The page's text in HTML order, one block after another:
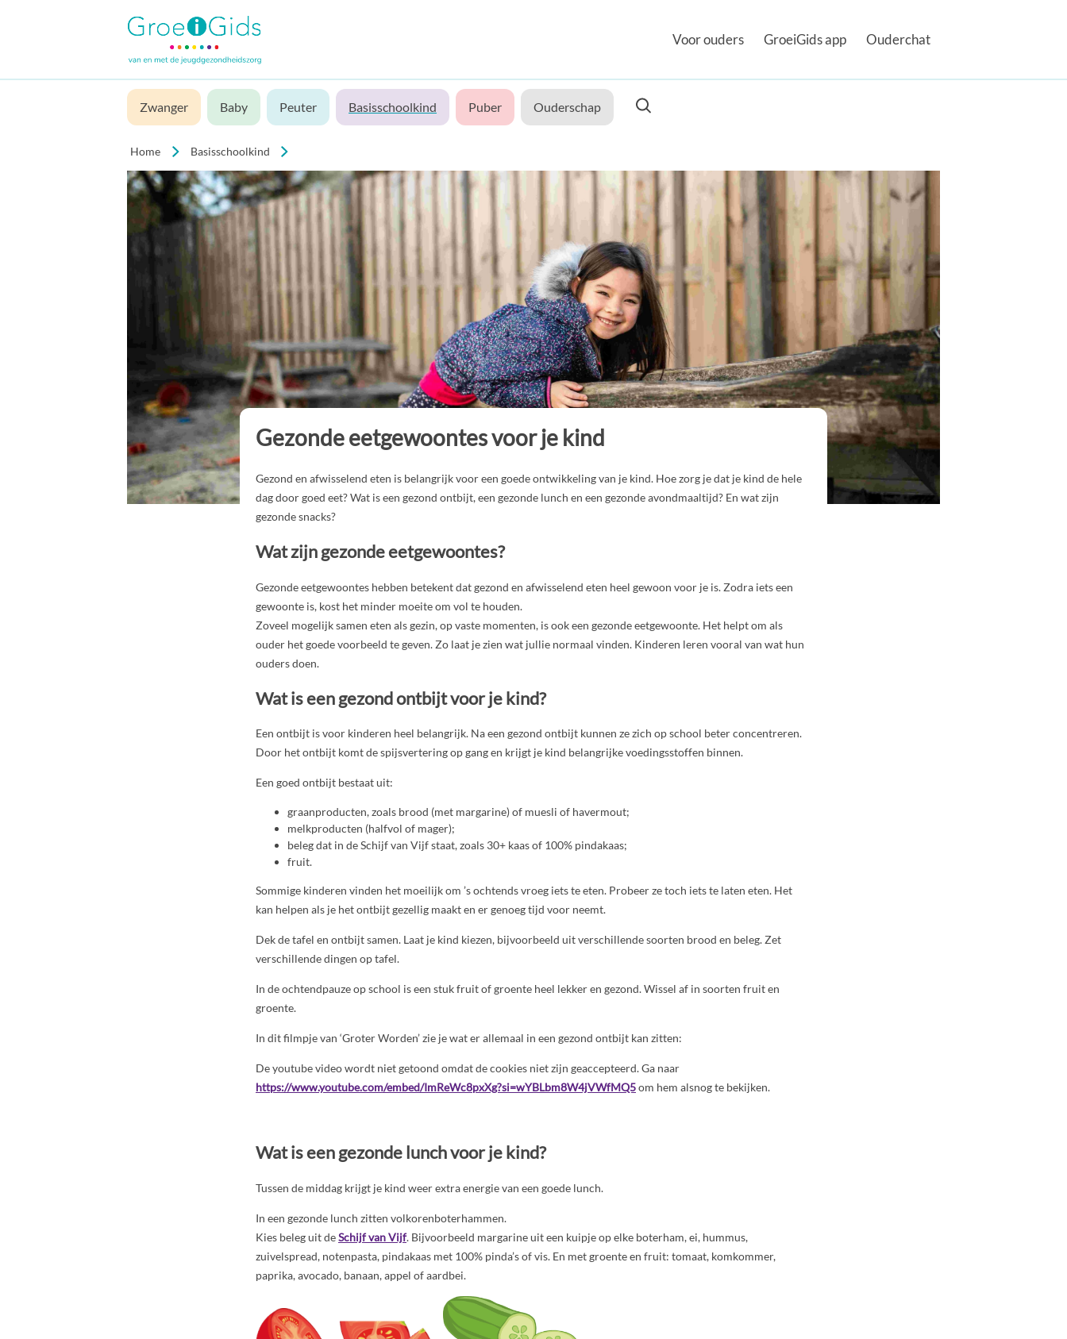
Voor ouders GroeiGids app Ouderchat
Zwanger Baby Peuter Basisschoolkind Puber Ouderschap
Home Basisschoolkind
Gezonde eetgewoontes voor je kind
Gezond en afwisselend eten is belangrijk voor een goede ontwikkeling van je kind. Hoe zorg je dat je kind de hele
dag door goed eet? Wat is een gezond ontbijt, een gezonde lunch en een gezonde avondmaaltijd? En wat zijn
gezonde snacks?
Wat zijn gezonde eetgewoontes?
Gezonde eetgewoontes hebben betekent dat gezond en afwisselend eten heel gewoon voor je is. Zodra iets een
gewoonte is, kost het minder moeite om vol te houden.
Zoveel mogelijk samen eten als gezin, op vaste momenten, is ook een gezonde eetgewoonte. Het helpt om als
ouder het goede voorbeeld te geven. Zo laat je zien wat jullie normaal vinden. Kinderen leren vooral van wat hun
ouders doen.
Wat is een gezond ontbijt voor je kind?
Een ontbijt is voor kinderen heel belangrijk. Na een gezond ontbijt kunnen ze zich op school beter concentreren.
Door het ontbijt komt de spijsvertering op gang en krijgt je kind belangrijke voedingsstoffen binnen.
Een goed ontbijt bestaat uit:
graanproducten, zoals brood (met margarine) of muesli of havermout;
melkproducten (halfvol of mager);
beleg dat in de Schijf van Vijf staat, zoals 30+ kaas of 100% pindakaas;
fruit.
Sommige kinderen vinden het moeilijk om ’s ochtends vroeg iets te eten. Probeer ze toch iets te laten eten. Het
kan helpen als je het ontbijt gezellig maakt en er genoeg tijd voor neemt.
Dek de tafel en ontbijt samen. Laat je kind kiezen, bijvoorbeeld uit verschillende soorten brood en beleg. Zet
verschillende dingen op tafel.
In de ochtendpauze op school is een stuk fruit of groente heel lekker en gezond. Wissel af in soorten fruit en
groente.
In dit filmpje van ‘Groter Worden’ zie je wat er allemaal in een gezond ontbijt kan zitten:
De youtube video wordt niet getoond omdat de cookies niet zijn geaccepteerd. Ga naar
https://www.youtube.com/embed/ImReWc8pxXg?si=wYBLbm8W4jVWfMQ5om hem alsnog te bekijken.
Wat is een gezonde lunch voor je kind?
Tussen de middag krijgt je kind weer extra energie van een goede lunch.
In een gezonde lunch zitten volkorenboterhammen.
Kies beleg uit deSchijf van Vijf. Bijvoorbeeld margarine uit een kuipje op elke boterham, ei, hummus,
zuivelspread, notenpasta, pindakaas met 100% pinda’s of vis. En met groente en fruit: tomaat, komkommer,
paprika, avocado, banaan, appel of aardbei.